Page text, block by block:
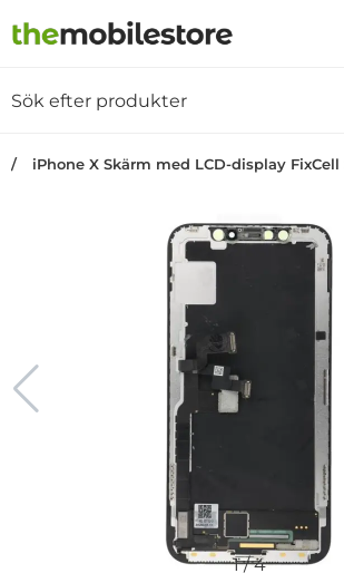
Startsidan för Danira
iPhone X Skärm med LCD-display
1/4